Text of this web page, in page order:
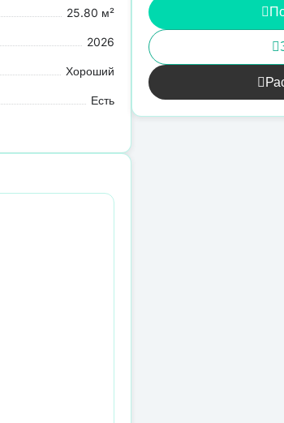
25.80 м²
2026
Хороший
Есть